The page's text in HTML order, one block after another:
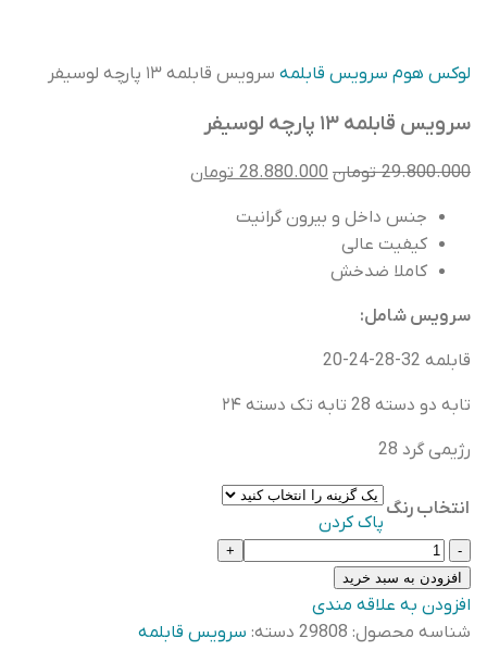
لوکس هوم سرویس قابلمه سرویس قابلمه ۱۳ پارچه لوسیفر
سرویس قابلمه ۱۳ پارچه لوسیفر
29.800.000تومان قیمت
29.800.000
28.880.000تومانقیمت
جنس داخل و بیرون گرانیت
کیفیت عالی
کاملا ضدخش
سرویس شامل:
قابلمه 32-28-24-20
تابه دو دسته 28 تابه تک دسته ۲۴
رژیمی گرد 28
انتخاب رنگ
پاک کردن
سرویس
قابلمه
۱۳
پارچه
افزودن به سبد خرید
افزودن به علاقه مندی
شناسه محصول: 29808 دسته: سرویس قابلمه